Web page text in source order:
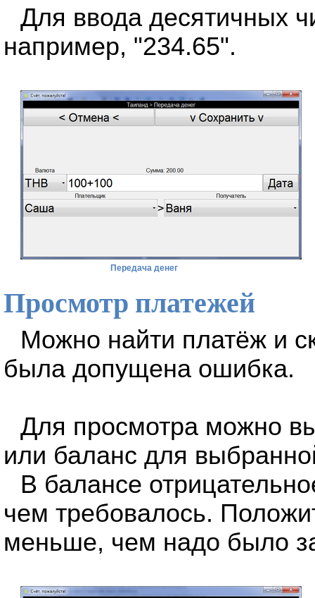
Для ввода десятичных
например, "234.65".
Передача денег
Просмотр платежей
Можно найти платёж и
была допущена ошибка.
Для просмотра можно
или баланс для
В балансе
чем требовалось.
меньше, чем надо было